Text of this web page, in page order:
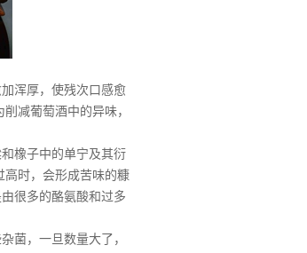
浑厚，使残次口感愈
减葡萄酒中的异味，
橡子中的单宁及其衍
高时，会形成苦味的糠
很多的酪氨酸和过多
菌，一旦数量大了，